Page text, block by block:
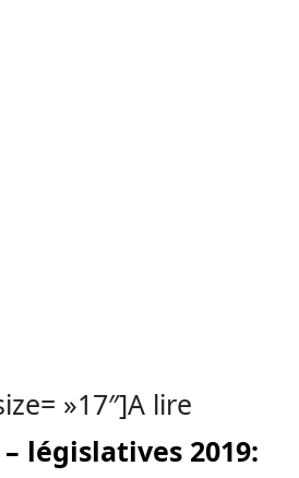
»17″]A lire
législatives 2019: